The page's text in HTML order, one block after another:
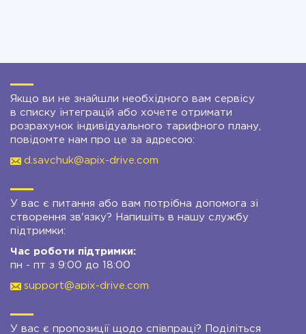
Якщо ви не знайшли необхідного вам сервісу
в списку інтеграцій або хочете отримати
розрахунок індивідуального тарифного плану,
повідомте нам про це за адресою:
d.savchuk@apix-drive.com
У вас є питання або вам потрібна допомога зі
створення зв'язку? Напишіть в нашу службу
підтримки:
Час роботи підтримки:
пн - пт з 9:00 до 18:00
support@apix-drive.com
У вас є пропозиції щодо співпраці? Поділіться